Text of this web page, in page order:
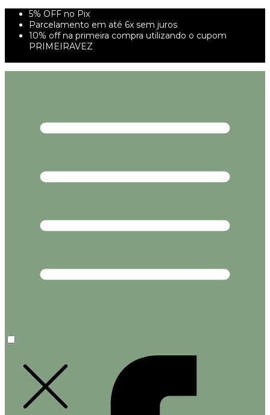
5% OFF no Pix
Parcelamento em até 6x sem juros
10% off na primeira compra utilizando o cupom
PRIMEIRAVEZ